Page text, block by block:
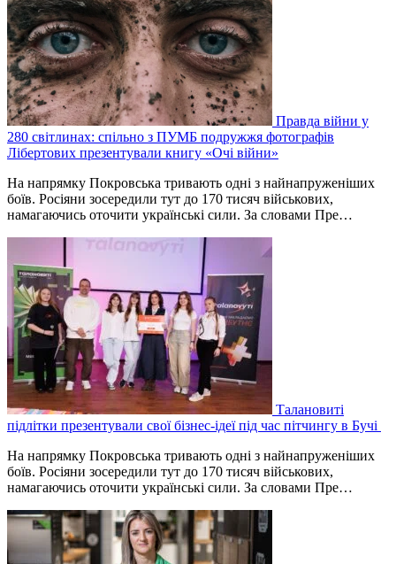
Правда війни у
280 світлинах: спільно з ПУМБ подружжя фотографів
Лібертових презентували книгу «Очі війни»
На напрямку Покровська тривають одні з найнапруженіших
боїв. Росіяни зосередили тут до 170 тисяч військових,
намагаючись оточити українські сили. За словами Пре…
Талановиті
підлітки презентували свої бізнес-ідеї під час пітчингу в Бучі
На напрямку Покровська тривають одні з найнапруженіших
боїв. Росіяни зосередили тут до 170 тисяч військових,
намагаючись оточити українські сили. За словами Пре…